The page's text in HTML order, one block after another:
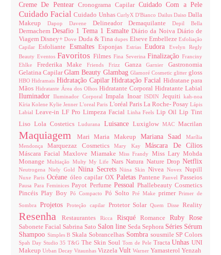
Creme De PentearCronograma Capilar Cuidado Com a Pele
Cuidado FacialCuidado UnhasCurlyXD'Bianco Dailus DaisoDalla
Makeup
Dapop Davene DelineadorDemaquilanteDepil Bella
DermachemDesafio 1 Tema 1 Esmalte Diário da Noiva Diário de
ViagemDisney+Dove Duda & Tinadupes ElseveEmbellezeEsfoliação
CapilarEsfoliante EsmaltesEsponjas Estrias Eudora
Evelyn Regly
Beauty Eventos FavoritosFilmes Fina Severina FinalizaçãoFranciny
Ehlke Frederika MakeFriends Frizz GanzaGarnierGastronomia
Gelatina CapilarGlam Beauty Glambag Glamoré Cosmeticglitter gloss
HBOHidramais Hidratação CapilarHidratação Facial Hidratane para
Mãos Hidratante Área dos OlhosHidratante CorporalHidratante Labial
IluminadorIluminador CorporalImpala InoarISDIN Jequitikah-noa
Kíria KoleneKylie JennerL'oreal Paris L'oréal Paris La Roche- PosayLápis
Labial Leave-in LF Pro Limpeza Facial Linha FeelsLip OilLip Tint
Liso Lola CosteticsLudurana Luisance LuxiglowMACMacrilan
Maquiagem Mari Maria Makeup Mariana SaadMarília
MendonçaMarquezaz CosmeticsMary Kay Máscara De Cílios
Máscara FacialMaxlove MiamakeMiss Frandy Miss LaryMohda
MonangeMultiação Multy My Life NarsNatura Nature DropNetflix
Neutrogena Niely Gold Niina SecretsNiina SkinNiveaNovexNupill
Nuxe Paris Océane óleo capilarOXPaletasPantenePanvelPasseios
Pausa Para FeminicesPayot Perfume PessoalPhallebeauty Cosmetics
Pincéis Play Boy Pó Compacto Pó SoltoPré MakeprimerPrimer de
Sombra Projetos Proteção capilar Protetor SolarQuem DisseReality
ResenhaRestaurantes Ricca RisquéRomance Ruby Rose
Sabonete Facial Sabrina Sato Salon line Seda Sephora Séries Sérum
Shampoo Simples B Skala Sobrancelhas Sombra sousmile SP Colors
Spah Day Studio 35T&GThe Skin Soul Tom de Pele Tracta UnhasUNI
Makeup Urban Decay Vitaunhas Vizzela Vult Warner Yamasterol Yenzah